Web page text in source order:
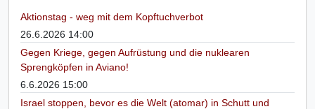
Aktionstag - weg mit dem Kopftuchverbot
26.6.2026 14:00
Gegen Kriege, gegen Aufrüstung und die nuklearen
Sprengköpfen in Aviano!
6.6.2026 15:00
Israel stoppen, bevor es die Welt (atomar) in Schutt und